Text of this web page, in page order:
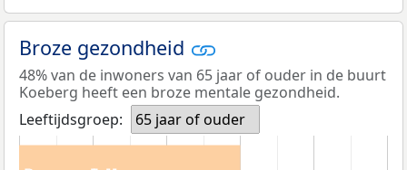
Broze gezondheid
48% van de inwoners van 65 jaar of ouder in de buurt
Koeberg heeft een broze mentale gezondheid.
Leeftijdsgroep:
65 jaar of ouder